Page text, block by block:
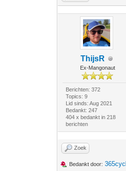
ThijsR
Ex-Mangonaut
Berichten: 372
Topics: 9
Lid sinds: Aug 2021
Bedankt: 247
404 x bedankt in 218
berichten
Zoek
Bedankt door: